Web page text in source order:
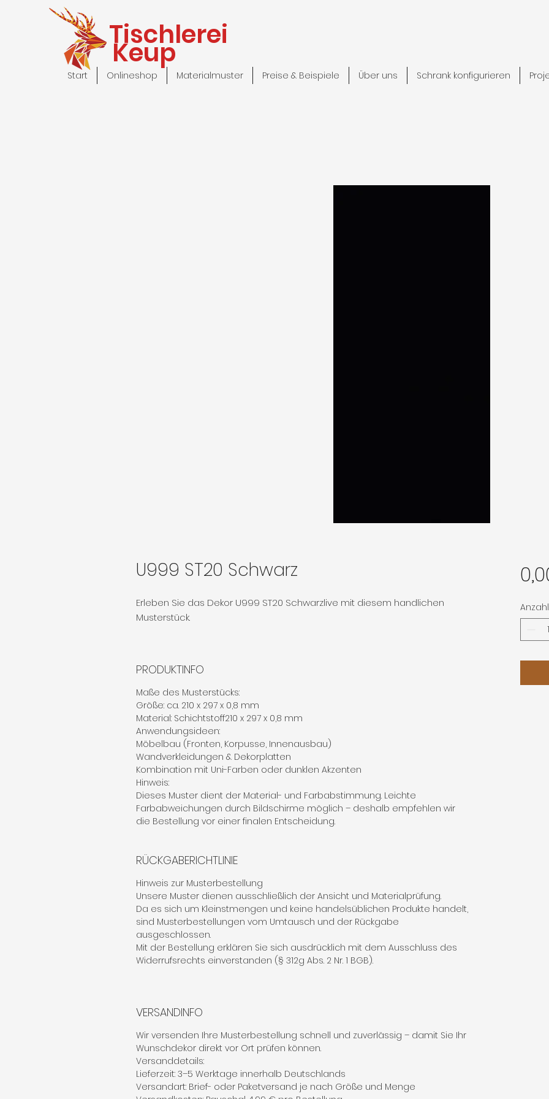
Keup
Tischlerei
Start Onlineshop Materialmuster Preise & Beispiele Über uns Schrank konfigurieren
U999 ST20 Schwarz
Erleben Sie das Dekor U999 ST20 Schwarzlive mit diesem handlichen
Musterstück.
PRODUKTINFO
Maße des Musterstücks:
Größe: ca. 210 x 297 x 0,8 mm
Material: Schichtstoff210 x 297 x 0,8 mm
Anwendungsideen:
Möbelbau (Fronten, Korpusse, Innenausbau)
Wandverkleidungen & Dekorplatten
Kombination mit Uni-Farben oder dunklen Akzenten
Hinweis:
Dieses Muster dient der Material- und Farbabstimmung. Leichte
Farbabweichungen durch Bildschirme möglich – deshalb empfehlen wir
die Bestellung vor einer finalen Entscheidung.
RÜCKGABERICHTLINIE
Hinweis zur Musterbestellung
Unsere Muster dienen ausschließlich der Ansicht und Materialprüfung.
Da es sich um Kleinstmengen und keine handelsüblichen Produkte handelt,
sind Musterbestellungen vom Umtausch und der Rückgabe
ausgeschlossen.
Mit der Bestellung erklären Sie sich ausdrücklich mit dem Ausschluss des
Widerrufsrechts einverstanden (§ 312g Abs. 2 Nr. 1 BGB).
VERSANDINFO
Wir versenden Ihre Musterbestellung schnell und zuverlässig – damit Sie Ihr
Wunschdekor direkt vor Ort prüfen können.
Versanddetails:
Lieferzeit: 3–5 Werktage innerhalb Deutschlands
Versandart: Brief- oder Paketversand je nach Größe und Menge
Anzahl